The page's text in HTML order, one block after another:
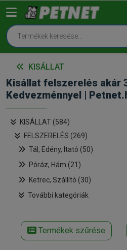
KISÁLLAT
Kisállat felszerelés akár
Kedvezménnyel |
KISÁLLAT (584)
FELSZERELÉS (269)
Tál, Edény, Itató (50)
Póráz, Hám (21)
Ketrec, Szállító (30)
További kategóriák
Termékek szűrése